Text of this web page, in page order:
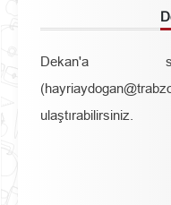
Dekan'a
ulaştırabilirsiniz.